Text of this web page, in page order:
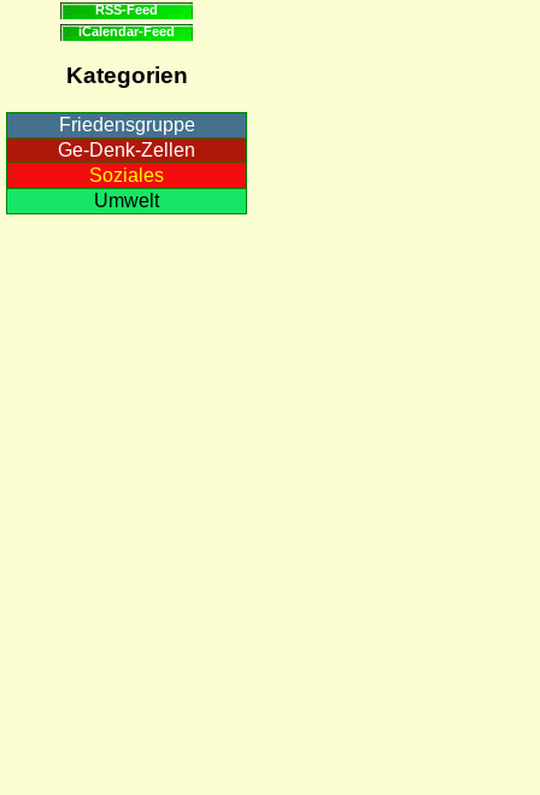
RSS-Feed
iCalendar-Feed
Kategorien
Friedensgruppe
Ge-Denk-Zellen
Soziales
Umwelt